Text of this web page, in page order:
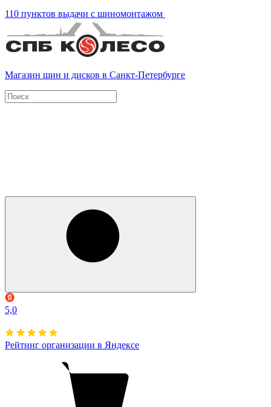
110 пунктов выдачи с шиномонтажом
Магазин шин и дисков в Санкт-Петербурге
5,0
Рейтинг организации в Яндексе